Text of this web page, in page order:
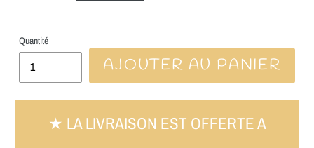
Quantité
AJOUTER AU PANIER
★ LA LIVRAISON EST OFFERTE A